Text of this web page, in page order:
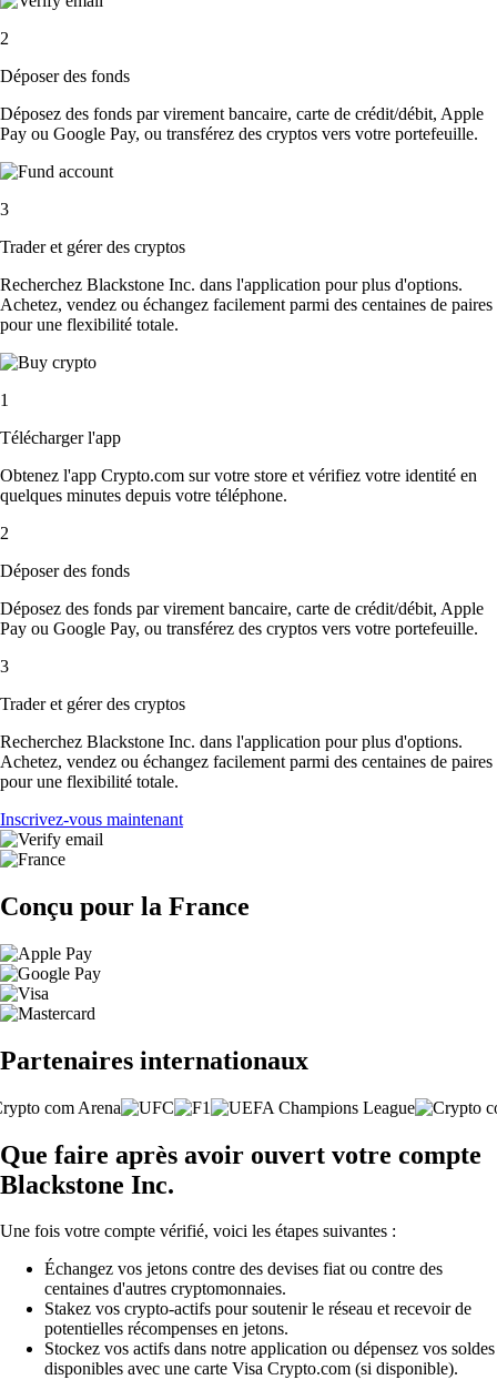
2
Déposer des fonds
Déposez des fonds par virement bancaire, carte de crédit/débit, Apple
Pay ou Google Pay, ou transférez des cryptos vers votre portefeuille.
3
Trader et gérer des cryptos
Recherchez Blackstone Inc. dans l'application pour plus d'options.
Achetez, vendez ou échangez facilement parmi des centaines de paires
pour une flexibilité totale.
1
Télécharger l'app
Obtenez l'app Crypto.com sur votre store et vérifiez votre identité en
quelques minutes depuis votre téléphone.
2
Déposer des fonds
Déposez des fonds par virement bancaire, carte de crédit/débit, Apple
Pay ou Google Pay, ou transférez des cryptos vers votre portefeuille.
3
Trader et gérer des cryptos
Recherchez Blackstone Inc. dans l'application pour plus d'options.
Achetez, vendez ou échangez facilement parmi des centaines de paires
pour une flexibilité totale.
Inscrivez-vous maintenant
Conçu pour la France
Partenaires internationaux
Que faire après avoir ouvert votre compte
Blackstone Inc.
Une fois votre compte vérifié, voici les étapes suivantes :
Échangez vos jetons contre des devises fiat ou contre des
centaines d'autres cryptomonnaies.
Stakez vos crypto-actifs pour soutenir le réseau et recevoir de
potentielles récompenses en jetons.
Stockez vos actifs dans notre application ou dépensez vos soldes
disponibles avec une carte Visa Crypto.com (si disponible).